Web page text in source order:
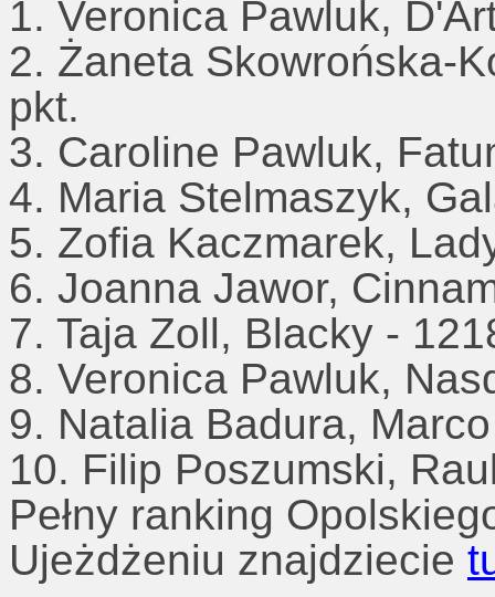
1. Veronica Pawluk,
2. Żaneta Skowrońska-
pkt.
3. Caroline Pawluk,
4. Maria Stelmaszyk,
5. Zofia Kaczmarek,
6. Joanna Jawor,
7. Taja Zoll, Blacky -
8. Veronica Pawluk,
9. Natalia Badura,
10. Filip Poszumski,
Pełny ranking
Ujeżdżeniu znajdziecie